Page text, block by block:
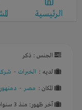
الرئيسية
الجنس : ذكر
لديـه : الخبرات -
المكان : مصر - دمنهور
آخر ظهور: منذ 3 سنوات